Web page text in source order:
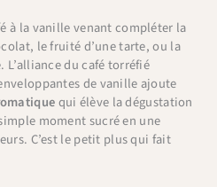
à la vanille venant compléter la
le fruité d’une tarte, ou la
L’alliance du café torréfié
de vanille ajoute
qui élève la dégustation
moment sucré en une
C’est le petit plus qui fait